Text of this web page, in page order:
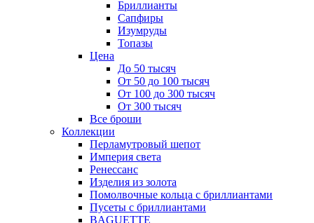
Бриллианты
Сапфиры
Изумруды
Топазы
Цена
До 50 тысяч
От 50 до 100 тысяч
От 100 до 300 тысяч
От 300 тысяч
Все броши
Коллекции
Перламутровый шепот
Империя света
Ренессанс
Изделия из золота
Помолвочные кольца с бриллиантами
Пусеты с бриллиантами
BAGUETTE